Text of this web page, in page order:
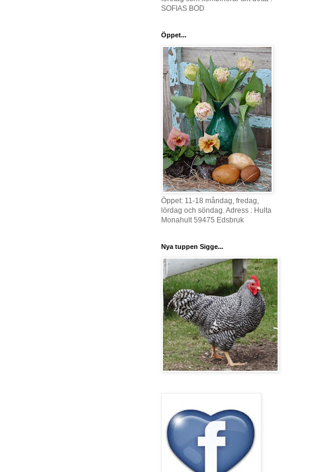
SOFIAS BOD
Öppet...
Öppet: 11-18 måndag, fredag,
lördag och söndag. Adress : Hulta
Monahult 59475 Edsbruk
Nya tuppen Sigge...